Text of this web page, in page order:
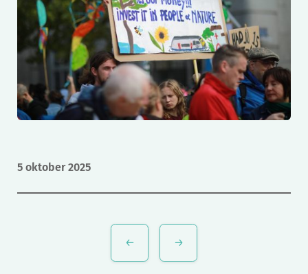
5 oktober 2025